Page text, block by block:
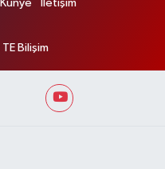
Künye İletişim
TE Bilişim